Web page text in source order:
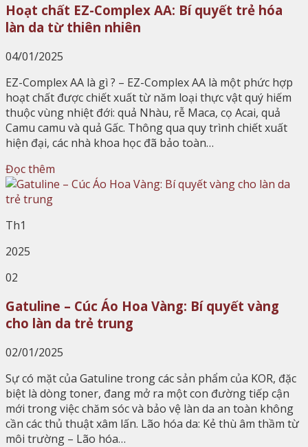
Hoạt chất EZ-Complex AA: Bí quyết trẻ hóa
làn da từ thiên nhiên
04/01/2025
EZ-Complex AA là gì ? – EZ-Complex AA là một phức hợp
hoạt chất được chiết xuất từ năm loại thực vật quý hiếm
thuộc vùng nhiệt đới: quả Nhàu, rễ Maca, cọ Acai, quả
Camu camu và quả Gấc. Thông qua quy trình chiết xuất
hiện đại, các nhà khoa học đã bảo toàn…
Đọc thêm
Th1
2025
02
Gatuline – Cúc Áo Hoa Vàng: Bí quyết vàng
cho làn da trẻ trung
02/01/2025
Sự có mặt của Gatuline trong các sản phẩm của KOR, đặc
biệt là dòng toner, đang mở ra một con đường tiếp cận
mới trong việc chăm sóc và bảo vệ làn da an toàn không
cần các thủ thuật xâm lấn. Lão hóa da: Kẻ thù âm thầm từ
môi trường – Lão hóa…